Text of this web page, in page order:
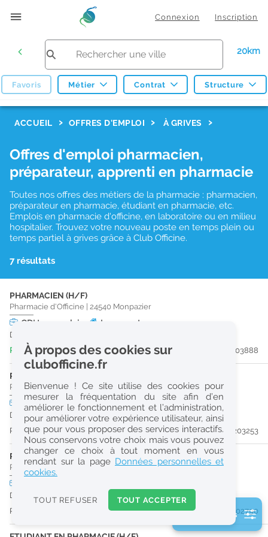
Connexion Inscription
20km
Favoris Métier Contrat Structure
Réinitialiser
2
0
k
Consulter les offres de la France d'outre-mer
ACCUEIL OFFRES D'EMPLOI À GRIVES
Offres d'emploi pharmacien,
préparateur, apprenti en pharmacie
Toutes nos offres des métiers de la pharmacie : pharmacien,
préparateur en pharmacie, étudiant en pharmacie, etc.
Emplois en pharmacie d'officine, en laboratoire ou en milieu
hospitalier. Trouvez votre nouveau poste en temps plein ou
temps partiel à grives grâce à Club Officine.
7 résultats
PHARMACIEN (H/F)
Pharmacie d'Officine 24540 Monpazier
CDI temps plein Logement
Dès que possible
Publiée il y a 6 jour(s)
#203888
PHARMACIEN (H/F)
Pharmacie d'Officine|24540 Monpazier
CDD temps plein Logement
Du 16/08/26 au 24/08/26
Publiée il y a 15 jour(s)
#203253
PHARMACIEN (H/F)
Parapharmacie / Parfumerie|24200Sarlat-La-Canéda
Dès que possible
Publiée il y a 21 jour(s) #202790
2 filtre(s) actifs
À propos des cookies sur
clubofficine.fr
Bienvenue ! Ce site utilise des cookies pour
mesurer la fréquentation du site afin d’en
améliorer le fonctionnement et l’administration,
pour améliorer votre expérience utilisateur, ainsi
que pour vous proposer des services interactifs.
Nous conservons votre choix mais vous pouvez
changer ce choix à tout moment en vous
rendant sur la page Données personnelles et
cookies.
TOUT REFUSER TOUT ACCEPTER